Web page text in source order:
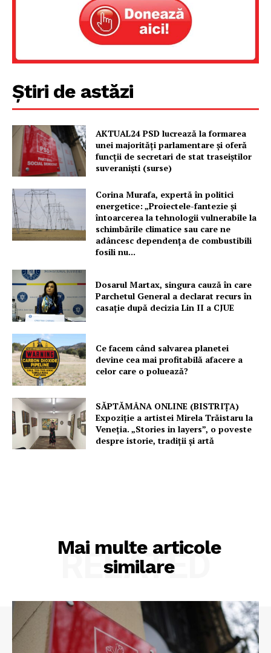
Un proiect
FREEDOM HOUSE ROMÂNIA
PRESShub
Despre noi / Echipa
Proiecte editoriale
Rețea
Știri de astăzi
AKTUAL24 PSD lucrează la formarea
unei majorităţi parlamentare și oferă
funcții de secretari de stat traseiștilor
suveraniști (surse)
Corina Murafa, expertă în politici
energetice: „Proiectele-fantezie și
întoarcerea la tehnologii vulnerabile la
schimbările climatice sau care ne
adâncesc dependența de combustibili
fosili nu...
Dosarul Martax, singura cauză în care
Parchetul General a declarat recurs în
casație după decizia Lin II a CJUE
Ce facem când salvarea planetei
devine cea mai profitabilă afacere a
celor care o poluează?
SĂPTĂMÂNA ONLINE (BISTRIȚA)
Expoziție a artistei Mirela Trăistaru la
Veneția. „Stories in layers”, o poveste
despre istorie, tradiții și artă
Mai multe articole
similare
RELATED